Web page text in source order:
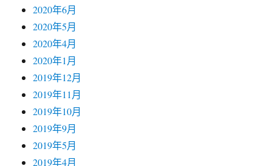
2020年6月
2020年5月
2020年4月
2020年1月
2019年12月
2019年11月
2019年10月
2019年9月
2019年5月
2019年4月